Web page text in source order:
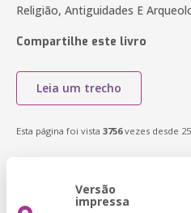
Religião, Antiguidades E
Compartilhe este livro
Leia um trecho
Esta página foi vista 3756vezes desde
Versão
impressa